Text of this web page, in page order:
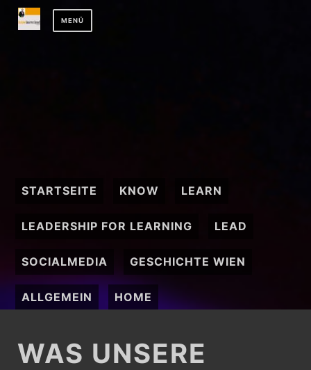
Zum
Inhalt
MENÜ
STARTSEITE KNOW LEARN
LEADERSHIP FOR LEARNING LEAD
SOCIALMEDIA GESCHICHTE WIEN
ALLGEMEIN HOME
WAS UNSERE